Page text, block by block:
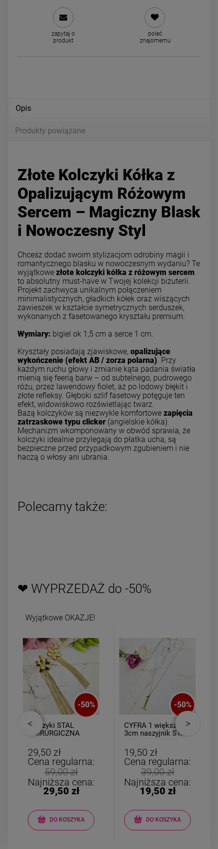
STAL CHIRURGICZNA
bigiel szerszy dół cyrkonie 1,8
cm
49,00 zł
Kolczyki STAL
kwiatki kryształki jasne
39,00 zł
zapytaj o
produkt
poleć
znajomemu
Opis
Produkty powiązane
Złote Kolczyki Kółka z
Opalizującym Różowym
Sercem – Magiczny Blask
i Nowoczesny Styl
Chcesz dodać swoim stylizacjom odrobiny magii i
romantycznego blasku w nowoczesnym wydaniu? Te
wyjątkowe złote kolczyki kółka z różowym sercem
to absolutny must-have w Twojej kolekcji biżuterii.
Projekt zachwyca unikalnym połączeniem
minimalistycznych, gładkich kółek oraz wiszących
zawieszek w kształcie symetrycznych serduszek,
wykonanych z fasetowanego kryształu premium.
Wymiary: bigiel ok 1,5 cm a serce 1 cm.
Kryształy posiadają zjawiskowe, opalizujące
wykończenie (efekt AB / zorza polarna) . Przy
każdym ruchu głowy i zmianie kąta padania światła
mienią się feerią barw – od subtelnego, pudrowego
różu, przez lawendowy fiolet, aż po lodowy błękit i
złote refleksy. Głęboki szlif fasetowy potęguje ten
efekt, widowiskowo rozświetlając twarz.
Bazą kolczyków są niezwykle komfortowe zapięcia
zatrzaskowe typu clicker (angielskie kółka).
Mechanizm wkomponowany w obwód sprawia, że
kolczyki idealnie przylegają do płatka ucha, są
bezpieczne przed przypadkowym zgubieniem i nie
haczą o włosy ani ubrania.
Polecamy także:
❤ WYPRZEDAŻ do -50%
Wyjątkowe OKAZJE!
-50%
Kolczyki STAL
CHIRURGICZNA
łańcuszki
29,50 zł
Cena regularna:
59,00 zł
Najniższa cena:
29,50 zł
DO KOSZYKA
-50%
CYFRA 1 większa
3cm naszyjnik STAL
19,50 zł
Cena regularna:
39,00 zł
Najniższa cena:
19,50 zł
DO KOSZYKA